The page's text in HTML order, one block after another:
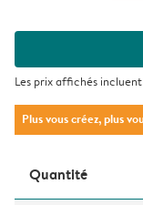
Les prix affichés
Plus vous créez, plus
Quantité